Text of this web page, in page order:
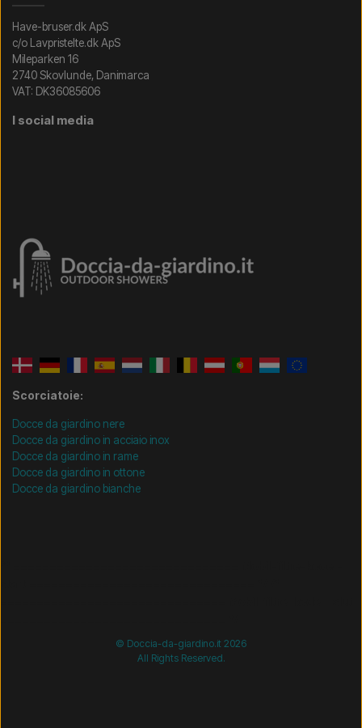
Have-bruser.dk ApS
c/o Lavpristelte.dk ApS
Mileparken 16
2740 Skovlunde, Danimarca
VAT: DK36085606
I social media
Scorciatoie:
Docce da giardino nere
Docce da giardino in acciaio inox
Docce da giardino in rame
Docce da giardino in ottone
Docce da giardino bianche
© Doccia-da-giardino.it 2026
All Rights Reserved.